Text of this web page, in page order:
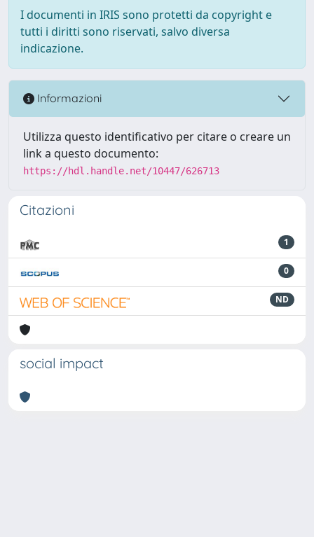
I documenti in IRIS sono protetti da copyright e
tutti i diritti sono riservati, salvo diversa
indicazione.
Informazioni
Utilizza questo identificativo per citare o creare un
link a questo documento:
https://hdl.handle.net/10447/626713
Citazioni
1
0
ND
social impact